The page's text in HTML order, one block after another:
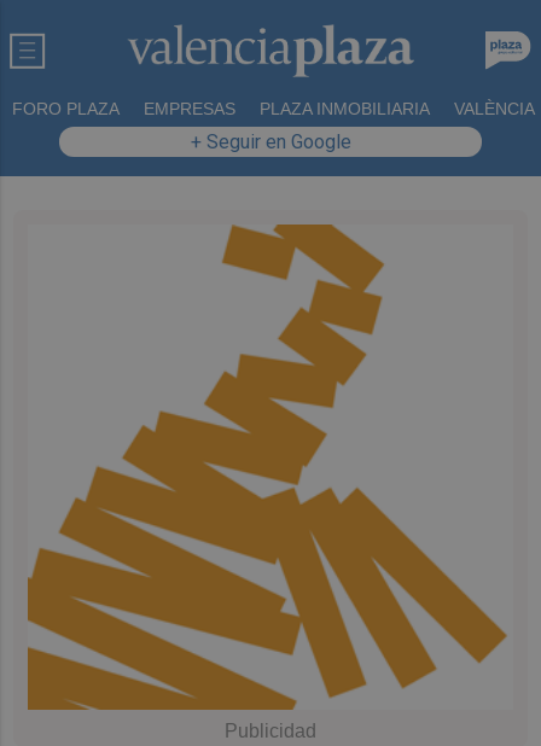
FORO PLAZA EMPRESAS PLAZA INMOBILIARIA VALÈNCIA
+ Seguir en Google